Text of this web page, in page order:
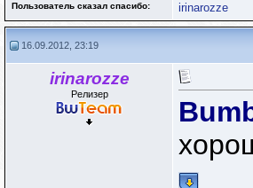
Пользователь сказал cпасибо: irinarozze
16.09.2012, 23:19
irinarozze
Релизер